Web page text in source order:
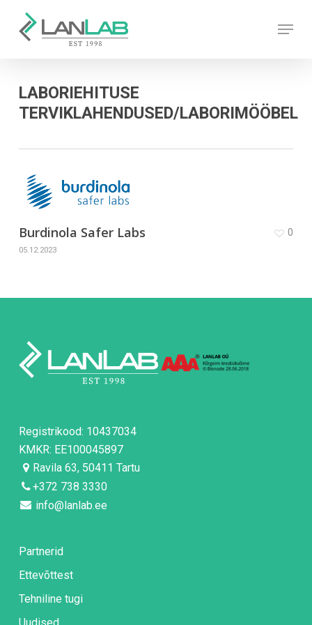
Menu
LABORIEHITUSE
TERVIKLAHENDUSED/LABORIMÖÖBEL
Burdinola Safer Labs
05.12.2023
0
Registrikood: 10437034
KMKR: EE100045897
Ravila 63, 50411 Tartu
+372 738 3330
info@lanlab.ee
Partnerid
Ettevõttest
Tehniline tugi